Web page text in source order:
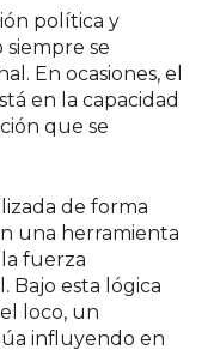
política y
siempre se
En ocasiones, el
en la capacidad
que se
de forma
una herramienta
fuerza
Bajo esta lógica
loco, un
influyendo en